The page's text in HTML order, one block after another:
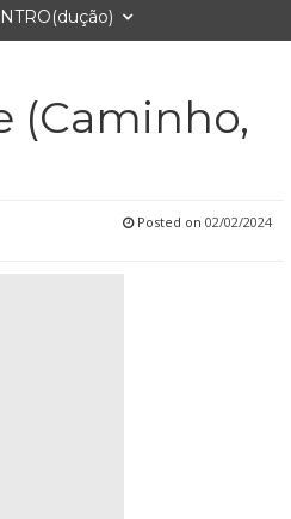
(Caminho,
Posted on 02/02/2024